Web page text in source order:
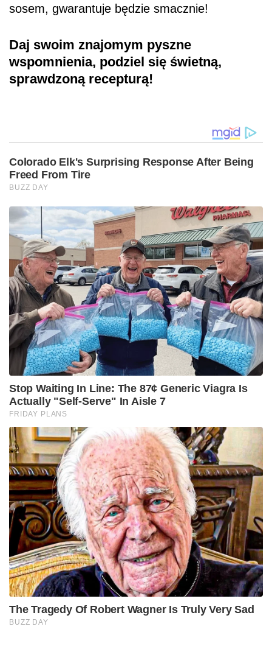
sosem, gwarantuje będzie smacznie!
Daj swoim znajomym pyszne
wspomnienia, podziel się świetną,
sprawdzoną recepturą!